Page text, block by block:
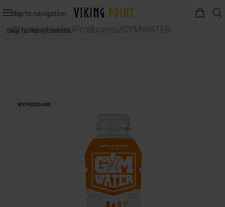
Skip to navigation
Skip to main content
Strona główna/Producenci /GYMWATER
WYPRZEDANE